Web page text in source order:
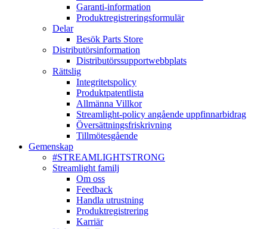
Garanti-information
Produktregistreringsformulär
Delar
Besök Parts Store
Distributörsinformation
Distributörssupportwebbplats
Rättslig
Integritetspolicy
Produktpatentlista
Allmänna Villkor
Streamlight-policy angående uppfinnarbidrag
Översättningsfriskrivning
Tillmötesgående
Gemenskap
#STREAMLIGHTSTRONG
Streamlight familj
Om oss
Feedback
Handla utrustning
Produktregistrering
Karriär